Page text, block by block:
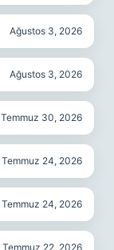
Ağustos 3, 2026
Ağustos 3, 2026
Temmuz 30, 2026
Temmuz 24, 2026
Temmuz 24, 2026
Temmuz 22, 2026